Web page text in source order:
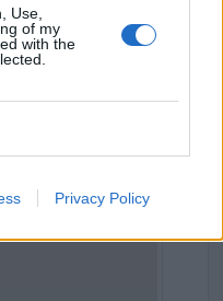
Use,
of my
with the
Privacy Policy